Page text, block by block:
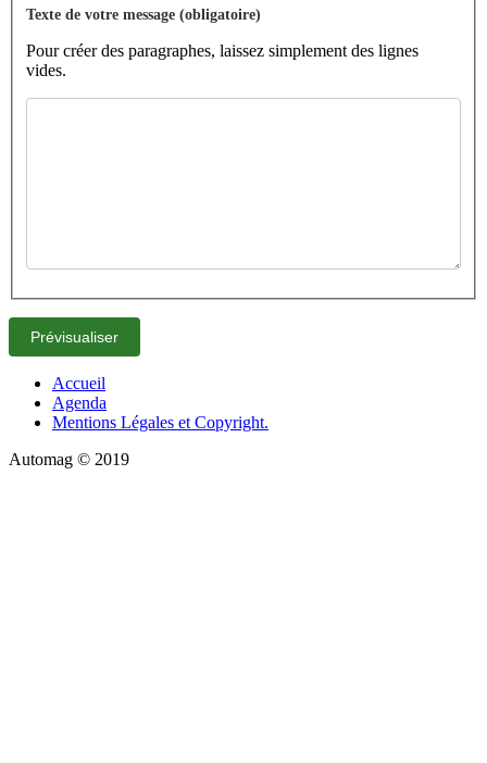
Texte de votre message (obligatoire)
Pour créer des paragraphes, laissez simplement des lignes
vides.
Accueil
Agenda
Mentions Légales et Copyright.
Automag © 2019